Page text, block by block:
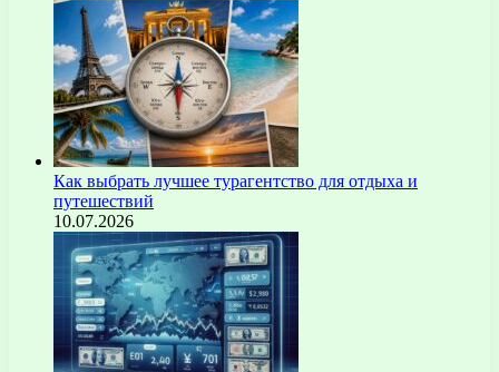
Как выбрать лучшее турагентство для отдыха и
путешествий
10.07.2026